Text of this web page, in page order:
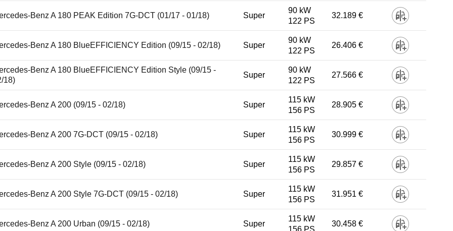
Benz A 180 PEAK Edition 7G-DCT (01/17 - 01/18) Super
90 kW
122 PS
32.189 €
Benz A 180 BlueEFFICIENCY Edition (09/15 - 02/18) Super
90 kW
122 PS
26.406 €
Benz A 180 BlueEFFICIENCY Edition Style (09/15 -
18)
Super
90 kW
122 PS
27.566 €
Benz A 200 (09/15 - 02/18) Super
115 kW
156 PS
28.905 €
Benz A 200 7G-DCT (09/15 - 02/18) Super
115 kW
156 PS
30.999 €
Benz A 200 Style (09/15 - 02/18) Super
115 kW
156 PS
29.857 €
Benz A 200 Style 7G-DCT (09/15 - 02/18) Super
115 kW
156 PS
31.951 €
Benz A 200 Urban (09/15 - 02/18) Super
115 kW
156 PS
30.458 €